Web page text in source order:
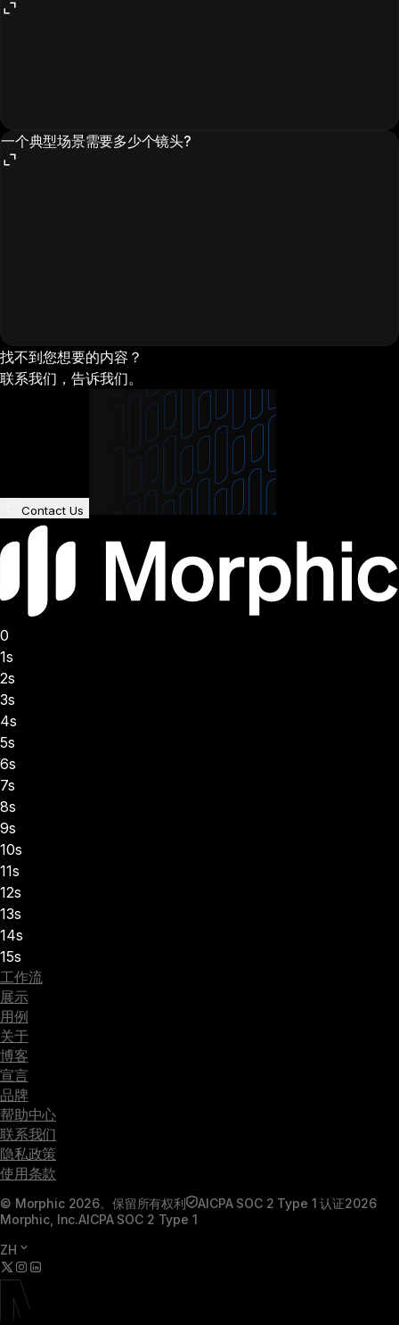
一个典型场景需要多少个镜头?
找不到您想要的内容？
联系我们，告诉我们。
Contact Us
0
1s
2s
3s
4s
5s
6s
7s
8s
9s
10s
11s
12s
13s
14s
15s
工作流
展示
用例
关于
博客
宣言
品牌
帮助中心
联系我们
隐私政策
使用条款
© Morphic 2026。保留所有权利 AICPA SOC 2 Type 1 认证2026
Morphic, Inc.AICPA SOC 2 Type 1
ZH